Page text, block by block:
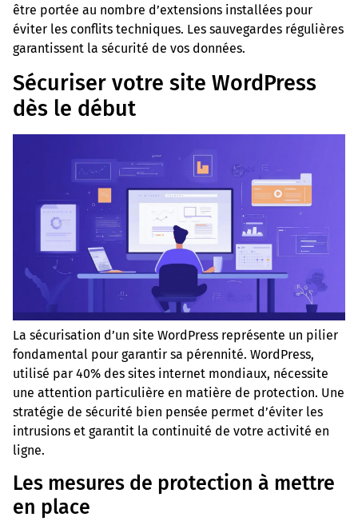
être portée au nombre d’extensions installées pour
éviter les conflits techniques. Les sauvegardes régulières
garantissent la sécurité de vos données.
Sécuriser votre site WordPress
dès le début
La sécurisation d’un site WordPress représente un pilier
fondamental pour garantir sa pérennité. WordPress,
utilisé par 40% des sites internet mondiaux, nécessite
une attention particulière en matière de protection. Une
stratégie de sécurité bien pensée permet d’éviter les
intrusions et garantit la continuité de votre activité en
ligne.
Les mesures de protection à mettre
en place